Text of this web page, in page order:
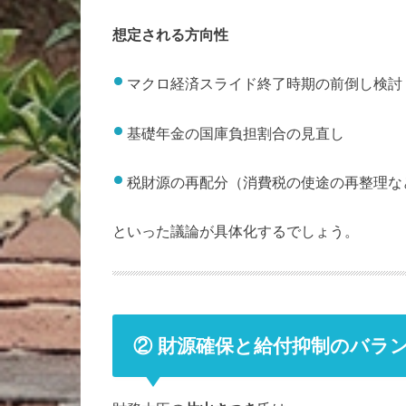
想定される方向性
マクロ経済スライド終了時期の前倒し検討
基礎年金の国庫負担割合の見直し
税財源の再配分（消費税の使途の再整理な
といった議論が具体化するでしょう。
② 財源確保と給付抑制のバラ